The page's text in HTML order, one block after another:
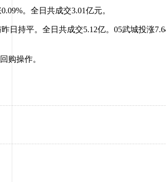
。全日共成交3.01亿元。
持平。全日共成交5.12亿。05武城投涨
购操作。